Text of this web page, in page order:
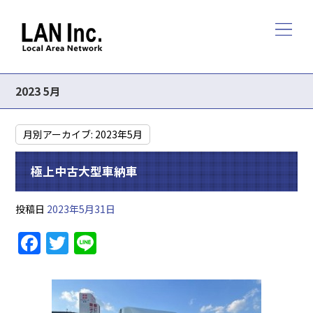
2023 5月
月別アーカイブ: 2023年5月
極上中古大型車納車
投稿日 2023年5月31日
F
a
c
T
w
itte